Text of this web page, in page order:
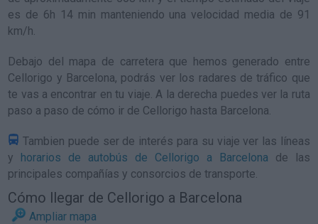
es de 6h 14 min manteniendo una velocidad media de 91
km/h.
Debajo del mapa de carretera que hemos generado entre
Cellorigo y Barcelona, podrás ver los radares de tráfico que
te vas a encontrar en tu viaje. A la derecha puedes ver la ruta
paso a paso de cómo ir de Cellorigo hasta Barcelona.
Tambien puede ser de interés para su viaje ver las líneas
y horarios de autobús de Cellorigo a Barcelona de las
principales compañías y consorcios de transporte.
Cómo llegar de Cellorigo a Barcelona
Ampliar mapa